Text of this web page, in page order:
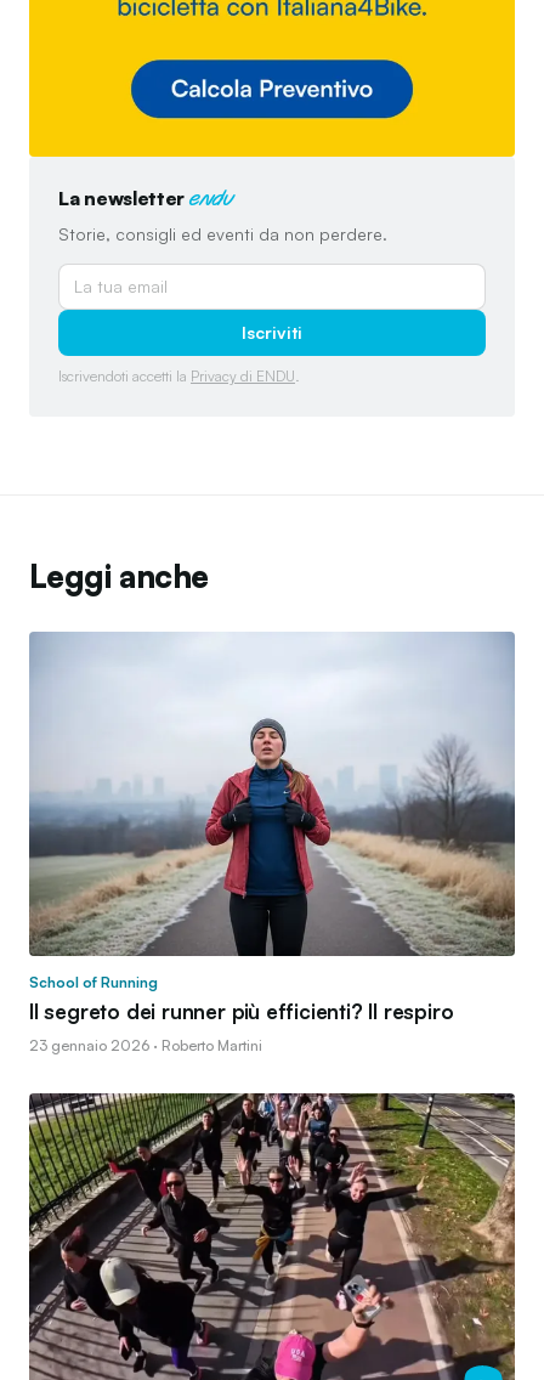
La newsletter endu
Storie, consigli ed eventi da non perdere.
Iscriviti
Iscrivendoti accetti la Privacy di ENDU.
Leggi anche
School of Running
Il segreto dei runner più efficienti? Il respiro
23 gennaio 2026 · Roberto Martini